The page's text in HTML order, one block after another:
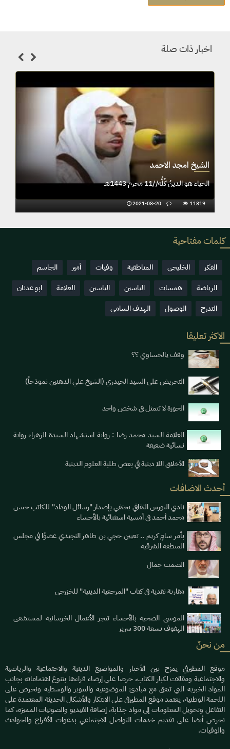
اخبار ذات صلة
الشيخ امجد الاحمد
الحياء هو الدينُ كُلُّه//11 محرم 1443هـ
2021-08-20 11819
كلمات مفتاحية
الفكر الخليجي المناطقية وفيات أمير
الجاسم
الرياضة
همسات الياسين الياسين العلامة
ابو عدنان
التدرج
الوصول الهدف السامي
الاكثر تعليقا
وقف يالحساوي ؟؟
التحريض على السيد الحيدري (الشيخ علي الدهنين نموذجاً)
الحوزة لا تتمثل في شخص واحد
العلامة السيد محمد رضا : رواية استشهاد السيدة الزهراء رواية
نسائية ضعيفة
الأخلاق اللا دينية في بعض طلبة العلوم الدينية
أحدث الاضافات
نادي النورس الثقافي يحتفي بإصدار "رسائل الوداد" للكاتب حسن
محمد أحمد في أمسية استثنائية بالأحساء
بأمر سامٍ كريم .. تعيين حجي بن طاهر النجيدي عضوًا في مجلس
المنطقة الشرقية
الصمت جمال
مقاربة نقدية في كتاب "المرجعية الدينية" للخزرجي
الموسى الصحية بالأحساء تنجز الأعمال الخرسانية لمستشفى
الهفوف بسعة 300 سرير
من نحنٌ
موقع المطيرفي يمزج بين الأخبار والمواضيع الدينية والاجتماعية والرياضية
والاجتماعية ومقالات لكبار الكتاب، حرصا على إرضاء قراءها بتنوع اهتماماته بجانب
المواد الخبرية التي تتفق مع مبادئ الموضوعية والتنوير والوسطية ونحرص على
اللحمة الوطنية، يعتمد موقع المطيرفي على الابتكار والأشكال الحديثة المعتمدة على
التفاعل وتحويل المعلومات إلى مواد جذابة، إضافة الفيديو والصوتيات المميزة، كما
نحرص أيضا على تقديم خدمات التواصل الاجتماعي بدعوات الأفراح والحوادث
والوفيات.